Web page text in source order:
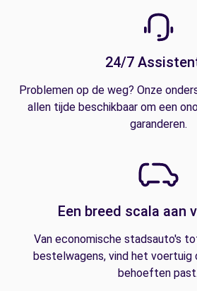
24/7
Problemen op de weg? Onze
allen tijde beschikbaar om een
garanderen.
Een breed scala aan
Van economische stadsauto's
bestelwagens, vind het
behoeften past.